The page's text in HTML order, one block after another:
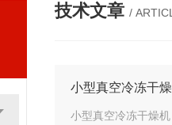
技术文章 /
小型真空冷冻干
小型真空冷冻干燥